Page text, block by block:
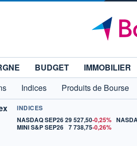
BUDGET IMMOBILIER
Indices Produits de Bourse
INDICES
NASDAQ SEP2629 527,50-0,25%
MINI S&P SEP26 7 738,75-0,26%